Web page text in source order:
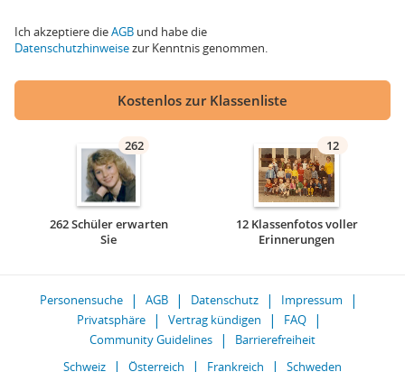
Ich akzeptiere dieAGB und habe die
Datenschutzhinweisezur Kenntnis genommen.
Kostenlos zur Klassenliste
262
262 Schüler erwarten
Sie
12
12 Klassenfotos voller
Erinnerungen
Personensuche AGB Datenschutz
Impressum
Privatsphäre
Vertrag kündigen
FAQ
Community Guidelines
Barrierefreiheit
Schweiz
Österreich Frankreich Schweden